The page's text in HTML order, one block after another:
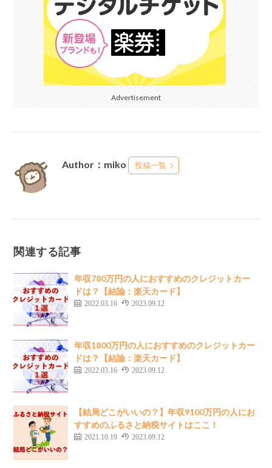
Advertisement
Author：miko 投稿一覧
関連する記事
年収780万円の人におすすめのクレジットカー
ドは？【結論：楽天カード】
2022.03.16 2023.09.12
年収1800万円の人におすすめのクレジットカー
ドは？【結論：楽天カード】
2022.03.16 2023.09.12
【結局どこがいいの？】年収9100万円の人にお
すすめのふるさと納税サイトはここ！
2021.10.19 2023.09.12